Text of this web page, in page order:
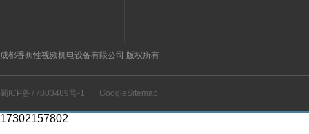
成都香蕉性视频机电设备有限公司 版权所有
蜀ICP备77803489号-1 GoogleSitemap
17302157802